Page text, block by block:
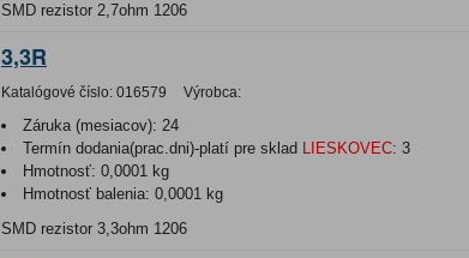
SMD rezistor 2,7ohm 1206
3,3R
Katalógové číslo: 016579 Výrobca:
Záruka (mesiacov): 24
Termín dodania(prac.dni)-platí pre sklad LIESKOVEC: 3
Hmotnosť: 0,0001 kg
Hmotnosť balenia: 0,0001 kg
SMD rezistor 3,3ohm 1206